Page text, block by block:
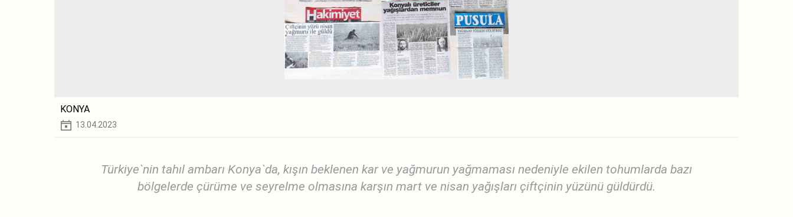
KONYA
13.04.2023
Türkiye`nin tahıl ambarı Konya`da, kışın beklenen kar ve yağmurun yağmaması nedeniyle ekilen tohumlarda bazı
bölgelerde çürüme ve seyrelme olmasına karşın mart ve nisan yağışları çiftçinin yüzünü güldürdü.